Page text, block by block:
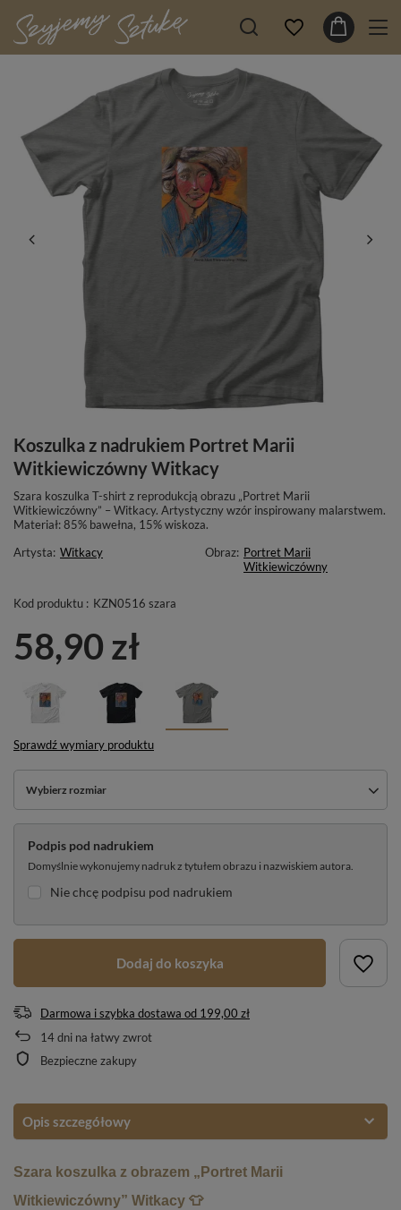
Koszulka z nadrukiem Portret Marii
Witkiewiczówny Witkacy
Szara koszulka T-shirt z reprodukcją obrazu „Portret Marii
Witkiewiczówny” – Witkacy. Artystyczny wzór inspirowany malarstwem.
Materiał: 85% bawełna, 15% wiskoza.
Artysta: Witkacy Obraz: Portret Marii
Witkiewiczówny
Kod produktu : KZN0516 szara
58,90 zł
Sprawdź wymiary produktu
Wybierz rozmiar
Podpis pod nadrukiem
Domyślnie wykonujemy nadruk z tytułem obrazu i nazwiskiem autora.
Nie chcę podpisu pod nadrukiem
Dodaj do koszyka
Darmowa i szybka dostawa od 199,00 zł
14dni na łatwy zwrot
Bezpieczne zakupy
Opis szczegółowy
Szara koszulka z obrazem „Portret Marii
Witkiewiczówny” Witkacy 👕